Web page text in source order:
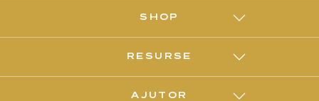
SHOP
RESURSE
AJUTOR